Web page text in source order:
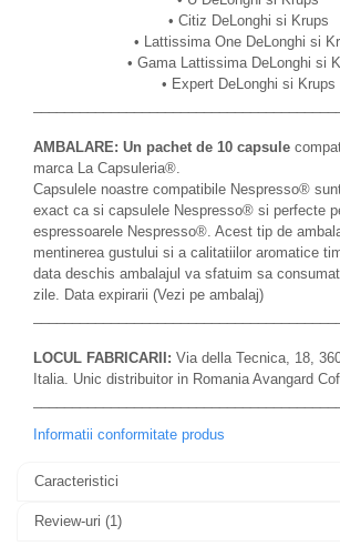
• Citiz DeLonghi si Krups
• Lattissima One DeLonghi si
• Gama Lattissima DeLonghi si
• Expert DeLonghi si Krups
AMBALARE: Un pachet de 10 capsule
marca La Capsuleria®.
Capsulele noastre compatibile Nespresso®
exact ca si capsulele Nespresso® si perfecte
espressoarele Nespresso®. Acest tip de
mentinerea gustului si a calitatiilor aromatice
data deschis ambalajul va sfatuim sa
zile. Data expirarii (Vezi pe ambalaj)
LOCUL FABRICARII: Via della Tecnica, 18,
Italia. Unic distribuitor in Romania Avangard
Informatii conformitate produs
Caracteristici
Review-uri (1)